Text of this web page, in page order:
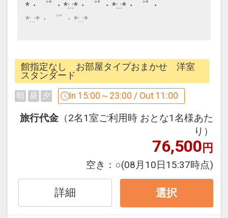
●大浴場
ご宿泊のお客様専用の海を見下ろす大浴
場。
【営業時間】 ６：００～９：００／１
ホテルポイント
●滞在中、「ガーデンプール」のご利用
*・゜ﾟ・*:.:*・゜ﾟ・*:.:*・゜ﾟ・
*:.:*・゜ﾟ・*:.:*
ビーチに向かって建つリゾートホテル
客室は海に面し、窓から波の音と潮風が
流れ込みます。
目の前に広がる底地ビーチではお子様か
ら楽しめるマリンアクティビティも充
潮風を感じながらグランドゴルフも楽し
夜は満天の星空に天の川が見えるかも！
*・゜ﾟ・*:.:*・゜ﾟ・*:.:*・゜ﾟ・
館指定なし お部屋タイプおまかせ 洋室
スタンダード
朝 昼 夕 In 15:00～23:00 / Out 11:00
旅行代金 （2名1室ご利用時 おとな1名様あた
り）
76,500円
空き： ○(08月10日15:37時点)
詳細 選択